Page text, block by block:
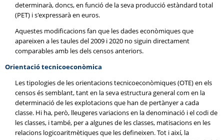
determinarà, doncs, en funció de la seva producció estàndard total
(PET) i s'expressarà en euros.
Aquestes modificacions fan que les dades econòmiques que
apareixen a les taules del 2009 i 2020 no siguin directament
comparables amb les dels censos anteriors.
Orientació tecnicoeconòmica
Les tipologies de les orientacions tecnicoeconòmiques (OTE) en els
censos és semblant, tant en la seva estructura general com en la
determinació de les explotacions que han de pertànyer a cada
classe. Hi ha, però, lleugeres variacions en la denominació i el codi de
les classes, i també, per a algunes de les classes, matisacions en les
relacions logicoaritmètiques que les defineixen. Tot i així, la